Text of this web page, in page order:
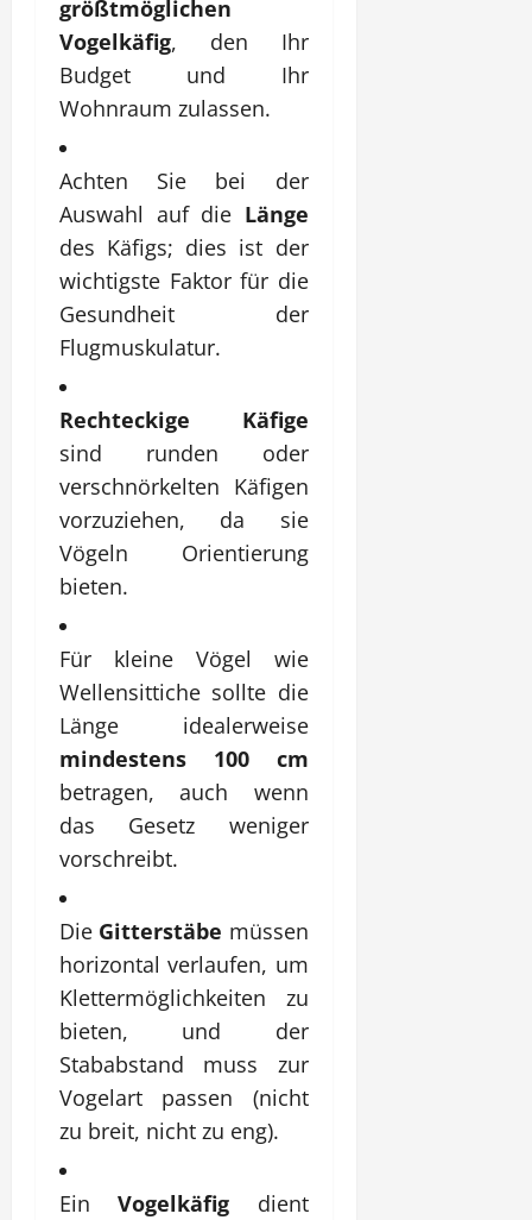
größtmöglichen
Vogelkäfig, den Ihr
Budget und Ihr
Wohnraum zulassen.
Achten Sie bei der
Auswahl auf die Länge
des Käfigs; dies ist der
wichtigste Faktor für die
Gesundheit der
Flugmuskulatur.
Rechteckige Käfige
sind runden oder
verschnörkelten Käfigen
vorzuziehen, da sie
Vögeln Orientierung
bieten.
Für kleine Vögel wie
Wellensittiche sollte die
Länge idealerweise
mindestens 100 cm
betragen, auch wenn
das Gesetz weniger
vorschreibt.
Die Gitterstäbe müssen
horizontal verlaufen, um
Klettermöglichkeiten zu
bieten, und der
Stababstand muss zur
Vogelart passen (nicht
zu breit, nicht zu eng).
EinVogelkäfig dient